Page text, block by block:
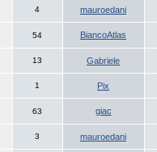
4 mauroedani
54 BiancoAtlas
13 Gabriele
1 Pix
63 giac
3 mauroedani